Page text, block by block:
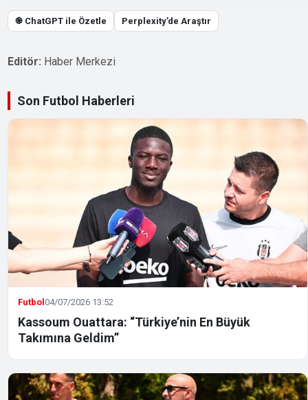
֎ ChatGPT ile Özetle Perplexity’de Araştır
Editör: Haber Merkezi
Son Futbol Haberleri
Futbol04/07/2026 13:52
Kassoum Ouattara: “Türkiye’nin En Büyük
Takımına Geldim”